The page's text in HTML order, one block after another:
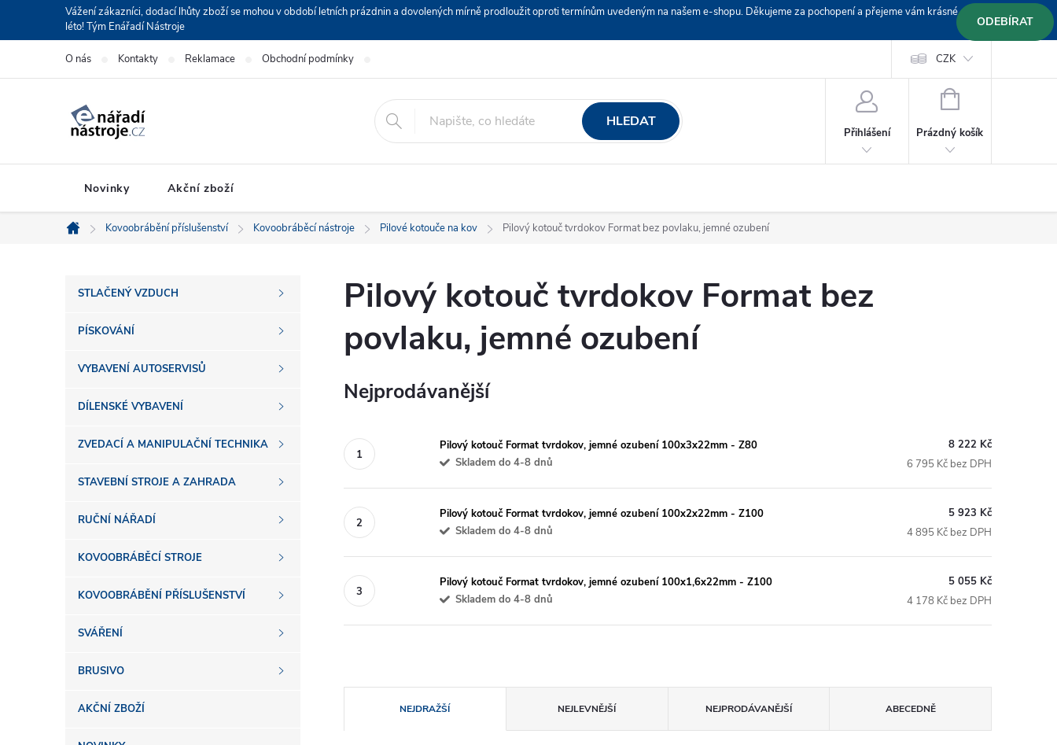
Vážení zákazníci, dodací lhůty zboží se mohou v období letních prázdnin a dovolených mírně prodloužit oproti termínům uvedeným na našem e-shopu. Děkujeme za pochopení a přejeme vám krásné
léto! Tým Enářadí Nástroje
O nás Kontakty Reklamace Obchodní podmínky Platba GoPay +420 603 319382
CZK
HLEDAT
Přihlášení
NÁKUPNÍ
Prázdný košík
Novinky Akční zboží
Domů
Kovoobrábění příslušenství Kovoobráběcí nástroje Pilové kotouče na kov Pilový kotouč tvrdokov Format bez povlaku, jemné ozubení
P
o
s
a
n
n
p
a
n
STLAČENÝ VZDUCH
PÍSKOVÁNÍ
VYBAVENÍ AUTOSERVISŮ
DÍLENSKÉ VYBAVENÍ
ZVEDACÍ A MANIPULAČNÍ TECHNIKA
STAVEBNÍ STROJE A ZAHRADA
RUČNÍ NÁŘADÍ
KOVOOBRÁBĚCÍ STROJE
KOVOOBRÁBĚNÍ PŘÍSLUŠENSTVÍ
SVÁŘENÍ
BRUSIVO
AKČNÍ ZBOŽÍ
ODEBÍRAT
Pilový kotouč tvrdokov Format bez
povlaku, jemné ozubení
Nejprodávanější
Pilový kotouč Format tvrdokov, jemné ozubení 100x3x22mm - Z80
Skladem do 4-8 dnů
8 222 Kč
6 795 Kč bez DPH
Pilový kotouč Format tvrdokov, jemné ozubení 100x2x22mm - Z100
Skladem do 4-8 dnů
5 923 Kč
4 895 Kč bez DPH
Pilový kotouč Format tvrdokov, jemné ozubení 100x1,6x22mm - Z100
Skladem do 4-8 dnů
5 055 Kč
4 178 Kč bez DPH
NEJDRAŽŠÍ NEJLEVNĚJŠÍ NEJPRODÁVANĚJŠÍ ABECEDNĚ